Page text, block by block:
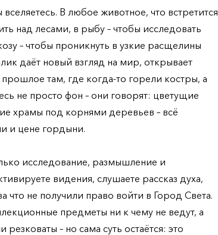
В любое животное, что встретится
над лесами, в рыбу – чтобы исследовать
– чтобы проникнуть в узкие расщелины
даёт новый взгляд на мир, открывает
там, где когда-то горели костры, а
не просто фон – они говорят: цветущие
храмы под корнями деревьев – всё
и цене гордыни.
исследование, размышление и
видения, слушаете рассказ духа,
что не получили право войти в Город Света.
предметы ни к чему не ведут, а
– но сама суть остаётся: это